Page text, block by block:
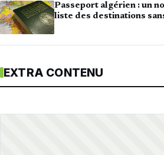
Passeport algérien : un
liste des destinations
EXTRA CONTENU